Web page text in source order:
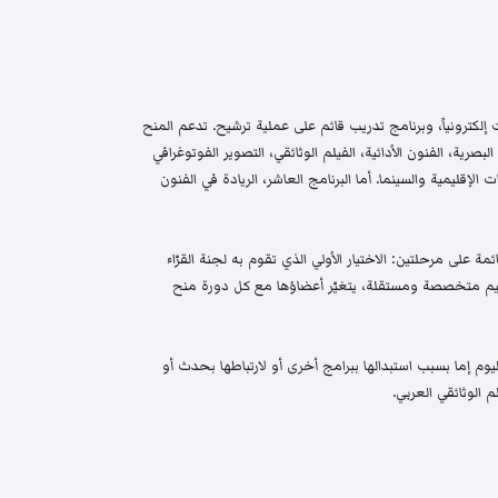
وبرنامج تدريب قائم على عملية ترشيح. تدعم المنح
الفنون الأدائية، الفيلم الوثائقي، التصوير الفوتوغرافي
والسينما. أما البرنامج العاشر، الريادة في الفنون
قائمة على مرحلتين: الاختيار الأولي الذي تقوم به لجنة القرّاء
متخصصة ومستقلة، يتغيّر أعضاؤها مع كل دورة منح
إما بسبب استبدالها ببرامج أخرى أو لارتباطها بحدث أو
الوثائقي العربي.